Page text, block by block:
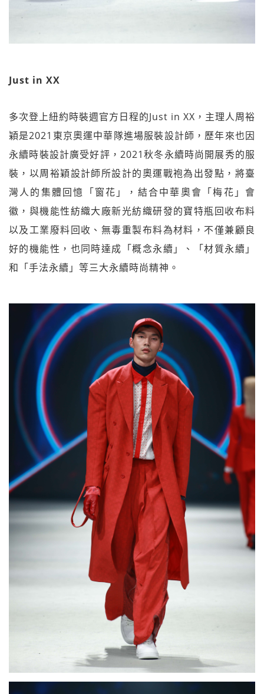
Just in XX
多次登上紐約時裝週官方日程的Just in XX，主理人周裕
穎是2021東京奧運中華隊進場服裝設計師，歷年來也因
永續時裝設計廣受好評，2021秋冬永續時尚開展秀的服
裝，以周裕穎設計師所設計的奧運戰袍為出發點，將臺
灣人的集體回憶「窗花」，結合中華奧會「梅花」會
徽，與機能性紡織大廠新光紡織研發的寶特瓶回收布料
以及工業廢料回收、無毒重製布料為材料，不僅兼顧良
好的機能性，也同時達成「概念永續」、「材質永續」
和「手法永續」等三大永續時尚精神。